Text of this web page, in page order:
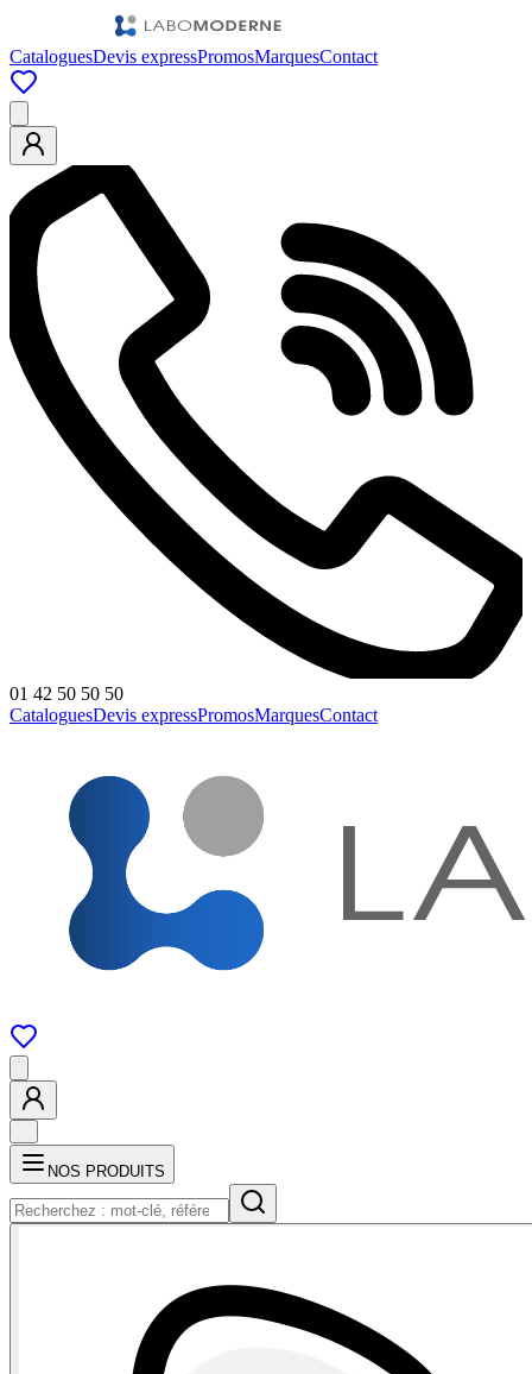
CataloguesDevis expressPromosMarquesContact
01 42 50 50 50
CataloguesDevis expressPromosMarquesContact
NOS PRODUITS